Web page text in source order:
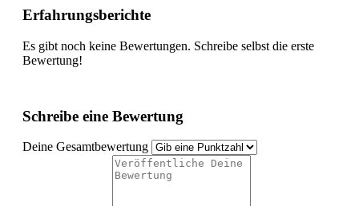
Erfahrungsberichte
Es gibt noch keine Bewertungen. Schreibe selbst die erste
Bewertung!
Schreibe eine Bewertung
Deine Gesamtbewertung